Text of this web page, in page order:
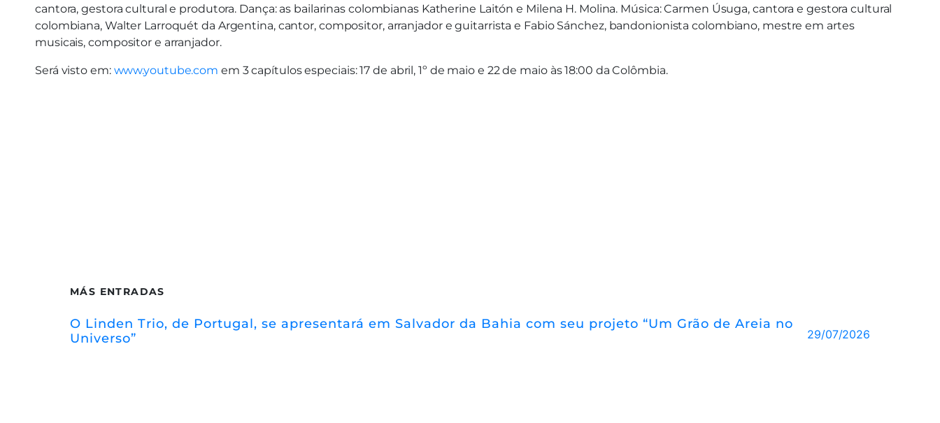
cantora, gestora cultural e produtora. Dança: as bailarinas colombianas Katherine Laitón e Milena H. Molina. Música: Carmen Úsuga, cantora e gestora cultural
colombiana, Walter Larroquét da Argentina, cantor, compositor, arranjador e guitarrista e Fabio Sánchez, bandonionista colombiano, mestre em artes
musicais, compositor e arranjador.
Será visto em: www.youtube.com em 3 capítulos especiais: 17 de abril, 1º de maio e 22 de maio às 18:00 da Colômbia.
MÁS ENTRADAS
O Linden Trio, de Portugal, se apresentará em Salvador da Bahia com seu projeto “Um Grão de Areia no
Universo”
29/07/2026